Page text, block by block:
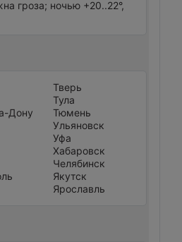
гроза; ночью +20..22°,
Дону
Тверь
Тула
Тюмень
Ульяновск
Уфа
Хабаровск
Челябинск
Якутск
Ярославль